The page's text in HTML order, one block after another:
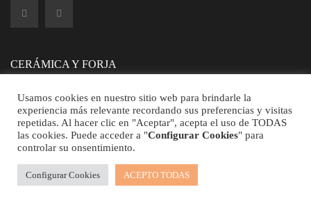
250,77
CERÁMICA Y FORJA
©2026 CEFOARTE - Todos los Derechos Reservados.
Usamos cookies en nuestro sitio web para brindarle la
experiencia más relevante recordando sus preferencias y visitas
repetidas. Al hacer clic en "Aceptar", acepta el uso de TODAS
las cookies. Puede acceder a "Configurar Cookies" para
controlar su onsentimiento.
Configurar Cookies ACEPTO TODAS